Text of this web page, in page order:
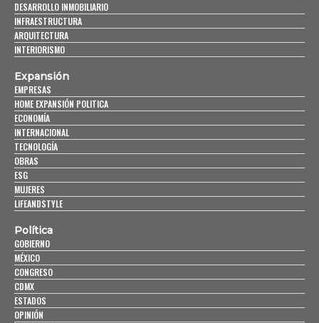
DESARROLLO INMOBILIARIO
INFRAESTRUCTURA
ARQUITECTURA
INTERIORISMO
Expansión
EMPRESAS
HOME EXPANSIÓN POLITICA
ECONOMÍA
INTERNACIONAL
TECNOLOGÍA
OBRAS
ESG
MUJERES
LIFEANDSTYLE
Política
GOBIERNO
MÉXICO
CONGRESO
CDMX
ESTADOS
OPINIÓN